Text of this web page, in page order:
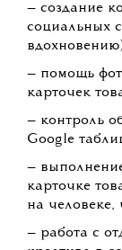
— создание
социальных
— помощь
карточек
— контроль
Google
—
карточке
на человеке,
— работа с